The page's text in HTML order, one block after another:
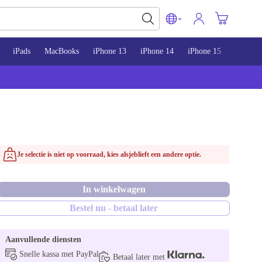
iPads MacBooks iPhone 13 iPhone 14 iPhone 15
Je selectie is niet op voorraad, kies alsjeblieft een andere optie.
In winkelwagen
Bestel nu - betaal later
Aanvullende diensten
Snelle kassa met PayPal
Betaal later met